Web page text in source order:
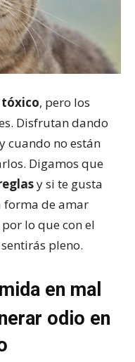
tóxico, pero los
Disfrutan dando
cuando no están
Digamos que
y si te gusta
forma de amar
por lo que con el
pleno.
en mal
odio en